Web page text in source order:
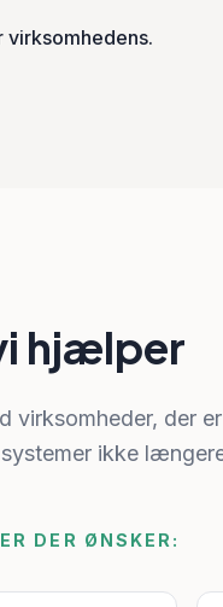
virksomhedens.
hjælper
virksomheder, der
ikke
DER ØNSKER: